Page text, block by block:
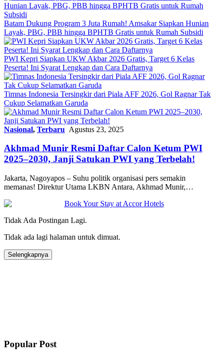
Batam Dukung Program 3 Juta Rumah! Amsakar Siapkan Hunian
Layak, PBG, PBB hingga BPHTB Gratis untuk Rumah Subsidi
PWI Kepri Siapkan UKW Akbar 2026 Gratis, Target 6 Kelas
Peserta! Ini Syarat Lengkap dan Cara Daftarnya
Timnas Indonesia Tersingkir dari Piala AFF 2026, Gol Ragnar Tak
Cukup Selamatkan Garuda
Nasional, Terbaru Agustus 23, 2025
Akhmad Munir Resmi Daftar Calon Ketum PWI
2025–2030, Janji Satukan PWI yang Terbelah!
Jakarta, Nagoyapos – Suhu politik organisasi pers semakin
memanas! Direktur Utama LKBN Antara, Akhmad Munir,…
Tidak Ada Postingan Lagi.
Tidak ada lagi halaman untuk dimuat.
Selengkapnya
Popular Post